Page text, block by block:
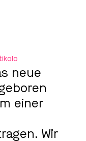
neue
einer
Wir